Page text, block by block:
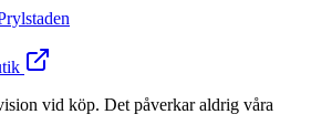
vid köp. Det påverkar aldrig våra